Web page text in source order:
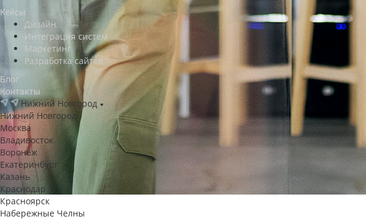
Кейсы
Дизайн
Интеграция систем
Маркетинг
Разработка сайтов
Блог
Контакты
Нижний Новгород
Нижний Новгород
Москва
Владивосток
Воронеж
Екатеринбург
Казань
Краснодар
Красноярск
Набережные Челны